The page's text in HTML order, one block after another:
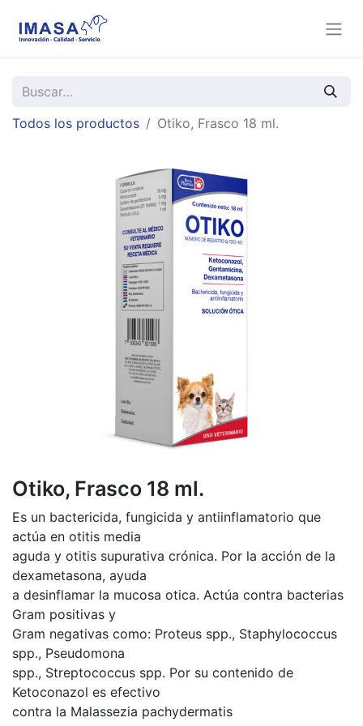
Todos los productos Otiko, Frasco 18 ml.
Otiko, Frasco 18 ml.
Es un bactericida, fungicida y antiinflamatorio que
actúa en otitis media
aguda y otitis supurativa crónica. Por la acción de la
dexametasona, ayuda
a desinflamar la mucosa otica. Actúa contra bacterias
Gram positivas y
Gram negativas como: Proteus spp., Staphylococcus
spp., Pseudomona
spp., Streptococcus spp. Por su contenido de
Ketoconazol es efectivo
contra la Malassezia pachydermatis